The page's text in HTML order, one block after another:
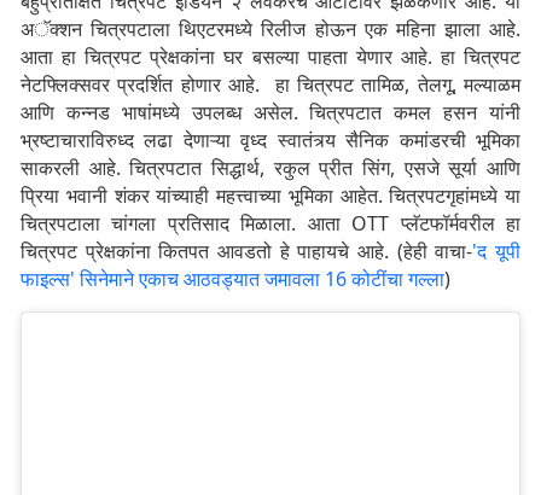
अॅक्शन चित्रपटाला थिएटरमध्ये रिलीज होऊन एक महिना झाला आहे.
आता हा चित्रपट प्रेक्षकांना घर बसल्या पाहता येणार आहे. हा चित्रपट
नेटफ्लिक्सवर प्रदर्शित होणार आहे. हा चित्रपट तामिळ, तेलगू, मल्याळम
आणि कन्नड भाषांमध्ये उपलब्ध असेल. चित्रपटात कमल हसन यांनी
भ्रष्टाचाराविरुध्द लढा देणाऱ्या वृध्द स्वातंत्र्य सैनिक कमांडरची भूमिका
साकरली आहे. चित्रपटात सिद्धार्थ, रकुल प्रीत सिंग, एसजे सूर्या आणि
प्रिया भवानी शंकर यांच्याही महत्त्वाच्या भूमिका आहेत. चित्रपटगृहांमध्ये या
चित्रपटाला चांगला प्रतिसाद मिळाला. आता OTT प्लॅटफॉर्मवरील हा
चित्रपट प्रेक्षकांना कितपत आवडतो हे पाहायचे आहे. (हेही वाचा-'द यूपी
फाइल्स' सिनेमाने एकाच आठवड्यात जमावला 16 कोटींचा गल्ला)